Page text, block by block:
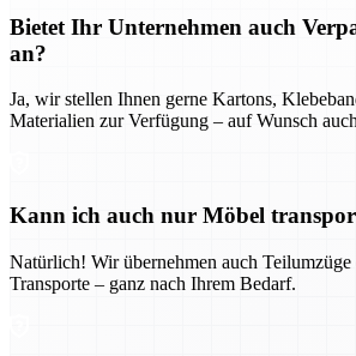
Bietet Ihr Unternehmen auch
an?
Ja, wir stellen Ihnen gerne Kartons,
Materialien zur Verfügung – auf Wunsch
Kann ich auch nur Möbel
Natürlich! Wir übernehmen auch Teilumzüge
Transporte – ganz nach Ihrem Bedarf.